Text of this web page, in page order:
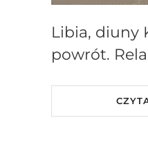
Libia, diuny
powrót.